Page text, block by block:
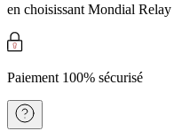
en choisissant Mondial Relay
Paiement 100% sécurisé